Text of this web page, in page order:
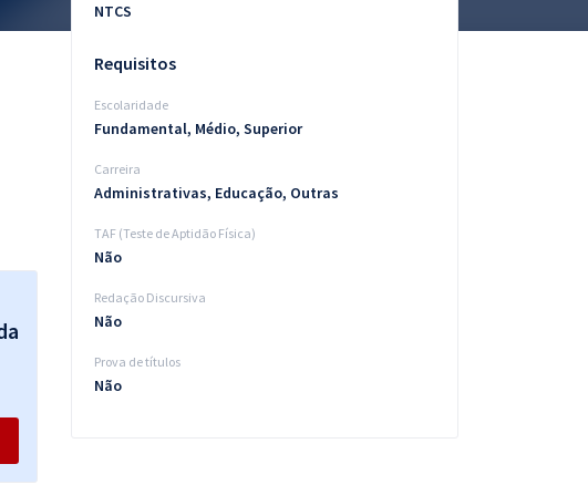
NTCS
Requisitos
Escolaridade
Fundamental, Médio, Superior
Carreira
Administrativas, Educação, Outras
TAF (Teste de Aptidão Física)
Não
Redação Discursiva
Não
Prova de títulos
Não